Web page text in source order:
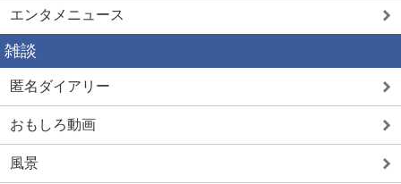
エンタメニュース
雑談
匿名ダイアリー
おもしろ動画
風景